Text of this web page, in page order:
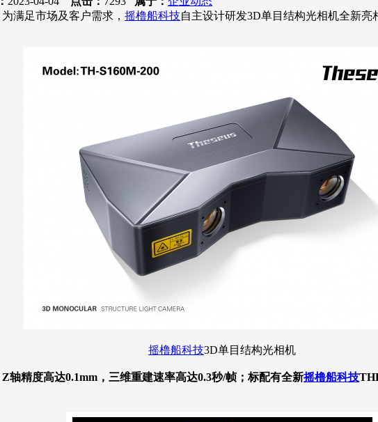
满足市场及客户需求， 摇橹船科技自主设计研发3D单目结构光相机全新亮
摇橹船科技3D单目结构光相机
Z轴精度高达0.1mm，三维重建速率高达0.3秒/帧；标配有全新摇橹船科技